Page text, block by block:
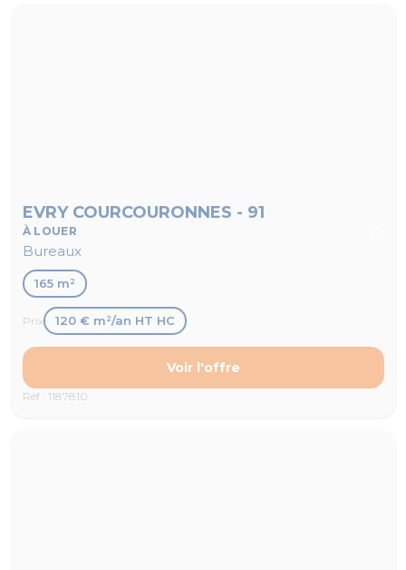
EVRY COURCOURONNES - 91
À LOUER
Bureaux
165 m²
Prix 120 € m²/an HT HC
Réf : 1187810
Voir l'offre